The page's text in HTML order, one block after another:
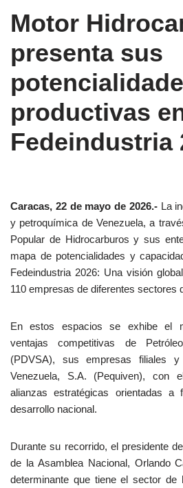
Motor
presenta sus
productivas
Fedeindustria
Caracas, 22 de mayo de 2026.-La
y petroquímica de Venezuela, a
Popular de Hidrocarburos y sus
mapa de potencialidades y
Fedeindustria 2026: Una visión
110 empresas de diferentes sectores
En estos espacios se exhibe el
ventajas competitivas de
(PDVSA), sus empresas filiales
Venezuela, S.A. (Pequiven), con
alianzas estratégicas orientadas a
desarrollo nacional.
Durante su recorrido, el presidente
de la Asamblea Nacional, Orlando
determinante que tiene el sector de